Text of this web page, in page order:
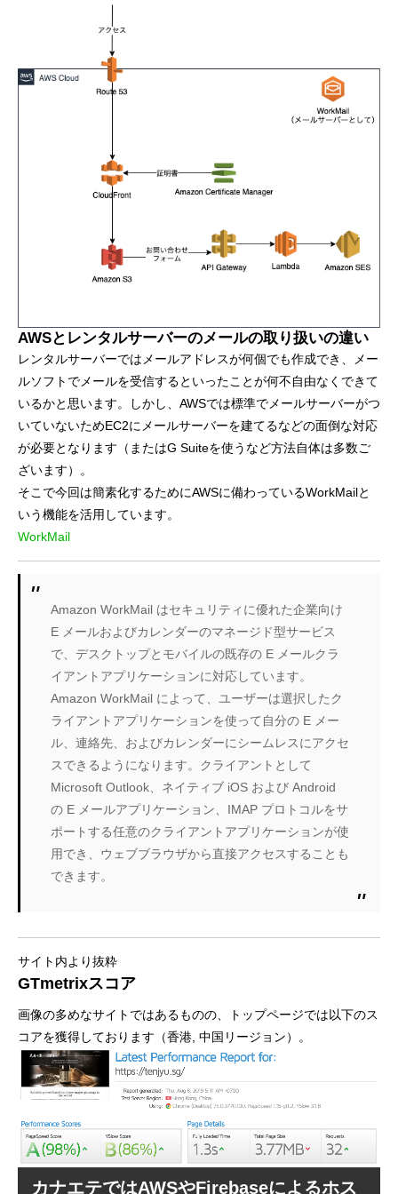
AWSとレンタルサーバーのメールの取り扱いの違い
レンタルサーバーではメールアドレスが何個でも作成でき、メー
ルソフトでメールを受信するといったことが何不自由なくできて
いるかと思います。しかし、AWSでは標準でメールサーバーがつ
いていないためEC2にメールサーバーを建てるなどの面倒な対応
が必要となります（またはG Suiteを使うなど方法自体は多数ご
ざいます）。
そこで今回は簡素化するためにAWSに備わっているWorkMailと
いう機能を活用しています。
WorkMail
Amazon WorkMail はセキュリティに優れた企業向け
E メールおよびカレンダーのマネージド型サービス
で、デスクトップとモバイルの既存の E メールクラ
イアントアプリケーションに対応しています。
Amazon WorkMail によって、ユーザーは選択したク
ライアントアプリケーションを使って自分の E メー
ル、連絡先、およびカレンダーにシームレスにアクセ
スできるようになります。クライアントとして
Microsoft Outlook、ネイティブ iOS および Android
の E メールアプリケーション、IMAP プロトコルをサ
ポートする任意のクライアントアプリケーションが使
用でき、ウェブブラウザから直接アクセスすることも
できます。
サイト内より抜粋
GTmetrixスコア
画像の多めなサイトではあるものの、トップページでは以下のス
コアを獲得しております（香港, 中国リージョン）。
カナエテではAWSやFirebaseによるホス